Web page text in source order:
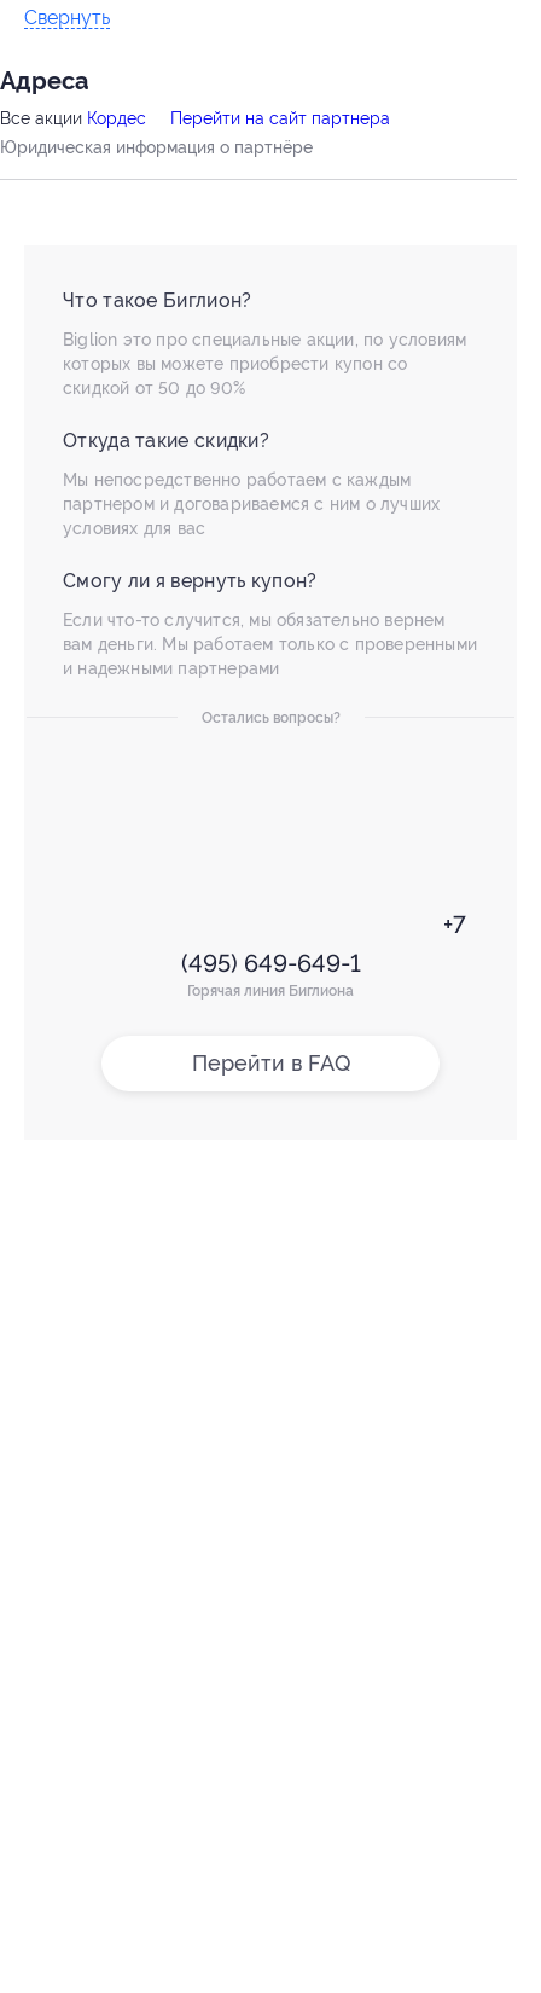
Свернуть
Адресa
Все акции Кордес
Перейти на сайт партнера
Юридическая информация о партнёре
Что такое Биглион?
Biglion это про специальные акции, по условиям
которых вы можете приобрести купон со
скидкой от 50 до 90%
Откуда такие скидки?
Мы непосредственно работаем с каждым
партнером и договариваемся с ним о лучших
условиях для вас
Смогу ли я вернуть купон?
Если что-то случится, мы обязательно вернем
вам деньги. Мы работаем только с проверенными
и надежными партнерами
Остались вопросы?
+7
(495) 649-649-1
Горячая линия Биглиона
Перейти в FAQ